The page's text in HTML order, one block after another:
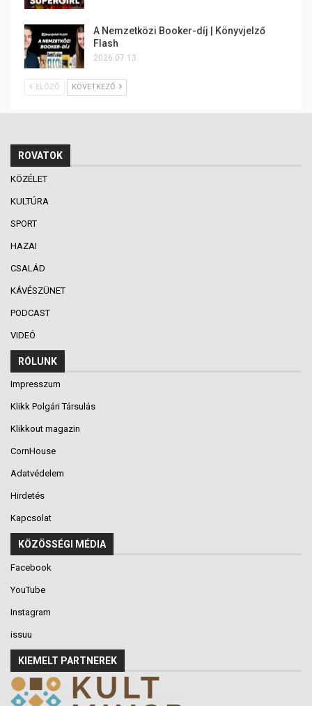
A Nemzetközi Booker-díj | Könyvjelző
Flash
2026.07.13.
ELŐZŐ KÖVETKEZŐ
ROVATOK
KÖZÉLET
KULTÚRA
SPORT
HAZAI
CSALÁD
KÁVÉSZÜNET
PODCAST
VIDEÓ
RÓLUNK
Impresszum
Klikk Polgári Társulás
Klikkout magazin
CornHouse
Adatvédelem
Hirdetés
Kapcsolat
KÖZÖSSÉGI MÉDIA
Facebook
YouTube
Instagram
issuu
KIEMELT PARTNEREK